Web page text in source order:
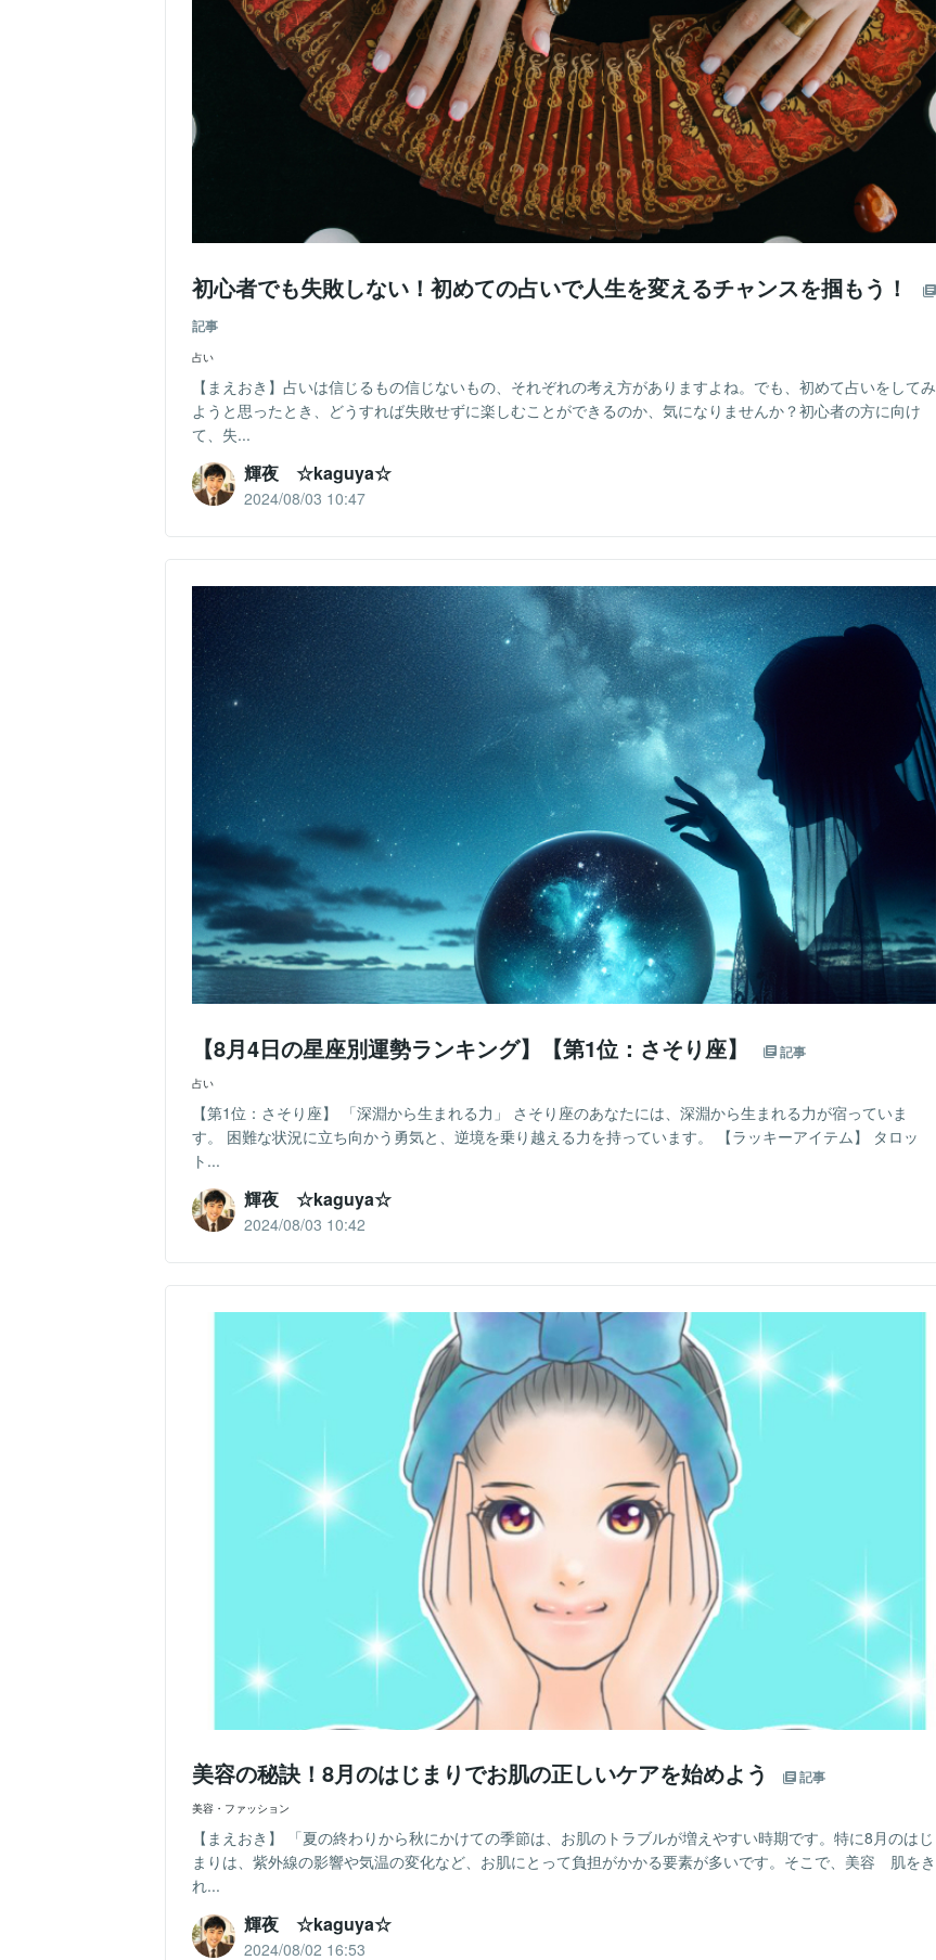
初心者でも失敗しない！初めての占いで人生を変えるチャンスを掴もう！
記事
占い
【まえおき】占いは信じるもの信じないもの、それぞれの考え方がありますよね。でも、初めて占いをしてみ
ようと思ったとき、どうすれば失敗せずに楽しむことができるのか、気になりませんか？初心者の方に向け
て、失...
輝夜 ☆kaguya☆
2024/08/03 10:47
【8月4日の星座別運勢ランキング】【第1位：さそり座】 記事
占い
【第1位：さそり座】 「深淵から生まれる力」 さそり座のあなたには、深淵から生まれる力が宿っていま
す。 困難な状況に立ち向かう勇気と、逆境を乗り越える力を持っています。 【ラッキーアイテム】 タロッ
ト...
輝夜 ☆kaguya☆
2024/08/03 10:42
美容の秘訣！8月のはじまりでお肌の正しいケアを始めよう 記事
美容・ファッション
【まえおき】 「夏の終わりから秋にかけての季節は、お肌のトラブルが増えやすい時期です。特に8月のはじ
まりは、紫外線の影響や気温の変化など、お肌にとって負担がかかる要素が多いです。そこで、美容 肌をき
れ...
輝夜 ☆kaguya☆
2024/08/02 16:53